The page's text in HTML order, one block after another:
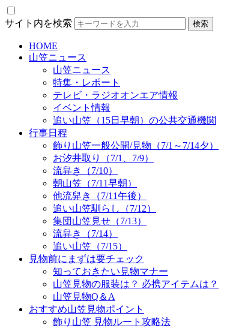
サイト内を検索
HOME
山笠ニュース
山笠ニュース
特集・レポート
テレビ・ラジオオンエア情報
イベント情報
追い山笠（15日早朝）の公共交通機関
行事日程
飾り山笠一般公開/見物（7/1～7/14夕）
お汐井取り（7/1、7/9）
流舁き（7/10）
朝山笠（7/11早朝）
他流舁き（7/11午後）
追い山笠馴らし（7/12）
集団山笠見せ（7/13）
流舁き（7/14）
追い山笠（7/15）
見物前にまずは要チェック
知っておきたい見物マナー
山笠見物の服装は？ 必携アイテムは？
山笠見物Q＆A
おすすめ山笠見物ポイント
飾り山笠 見物ルート攻略法